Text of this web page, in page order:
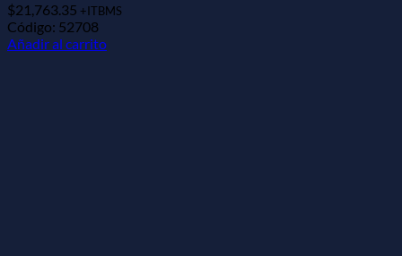
$21,763.35 +ITBMS
Código: 52708
Añadir al carrito